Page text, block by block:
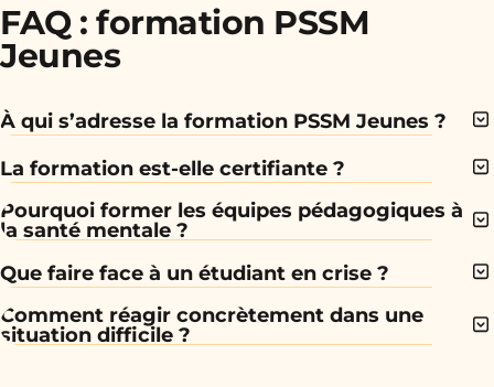
FAQ : formation PSSM
Jeunes
À qui s’adresse la formation PSSM Jeunes ?
La formation est-elle certifiante ?
Pourquoi former les équipes pédagogiques à
la santé mentale ?
Que faire face à un étudiant en crise ?
Comment réagir concrètement dans une
situation difficile ?